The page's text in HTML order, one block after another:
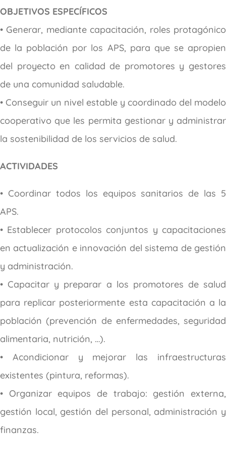
OBJETIVOS ESPECÍFICOS
• Generar, mediante capacitación, roles protagónico
de la población por los APS, para que se apropien
del proyecto en calidad de promotores y gestores
de una comunidad saludable.
• Conseguir un nivel estable y coordinado del modelo
cooperativo que les permita gestionar y administrar
la sostenibilidad de los servicios de salud.
ACTIVIDADES
• Coordinar todos los equipos sanitarios de las 5
APS.
• Establecer protocolos conjuntos y capacitaciones
en actualización e innovación del sistema de gestión
y administración.
• Capacitar y preparar a los promotores de salud
para replicar posteriormente esta capacitación a la
población (prevención de enfermedades, seguridad
alimentaria, nutrición, …).
• Acondicionar y mejorar las infraestructuras
existentes (pintura, reformas).
• Organizar equipos de trabajo: gestión externa,
gestión local, gestión del personal, administración y
finanzas.